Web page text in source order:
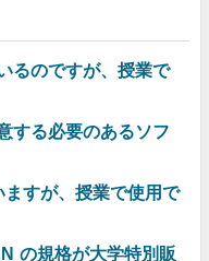
るのですが、授業で
する必要のあるソフ
すが、授業で使用で
の規格が大学特別販